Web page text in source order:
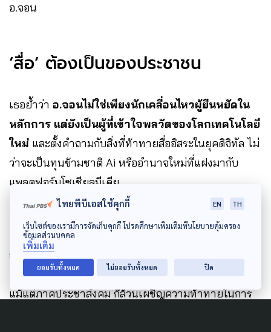
อ.จอน
‘สื่อ’ ต้องเป็นของประชาชน
เธอย้ำว่า อ.จอนไม่ใช่เพียงนักเคลื่อนไหวผู้ยืนหยัดใน
หลักการ แต่ยังเป็นผู้ที่เข้าใจพลวัตของโลกเทคโนโลยี
ใหม่ และตั้งคำถามกับสิ่งที่ท้าทายสื่ออิสระในยุคดิจิทัล ไม่
ว่าจะเป็นทุนข้ามชาติ Ai หรืออำนาจใหม่ที่แฝงมากับ
แพลตฟอร์มโซเชียลมีเดีย
แนวคิดสำคัญที่ อ.จอน ฝากไว้คือ
การพยายามทำให้
สื่อสารมวลชน เป็นของประชาชนอย่างแท้จริง ไม่ใช่
ของรัฐ ทุน หรือชนชั้นนำสื่อขนาดเล็ก สื่อพลเมือง หรือ
แม้แต่ภาคประชาสังคม ก็ล้วนเผชิญความท้าทายในการ
ไทยพีบีเอสใช้คุกกี้ EN TH
เว็บไซต์ของเรามีการจัดเก็บคุกกี้ โปรดศึกษาเพิ่มเติมที่นโยบายคุ้มครอง
ข้อมูลส่วนบุคคล
เพิ่มเติม
ยอมรับทั้งหมด ไม่ยอมรับทั้งหมด ปิด